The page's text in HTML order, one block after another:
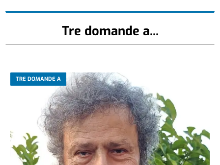
Tre domande a...
TRE DOMANDE A